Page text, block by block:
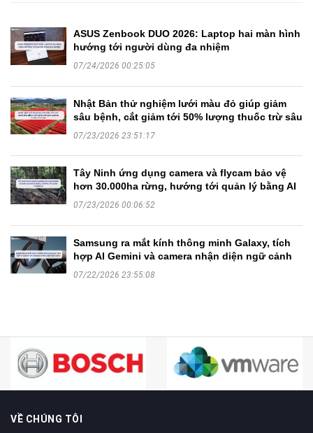
ASUS Zenbook DUO 2026: Laptop hai màn hình
hướng tới người dùng đa nhiệm
07/24/2026 00:25:05
Nhật Bản thử nghiệm lưới màu đỏ giúp giảm
sâu bệnh, cắt giảm tới 50% lượng thuốc trừ sâu
07/23/2026 23:51:17
Tây Ninh ứng dụng camera và flycam bảo vệ
hơn 30.000ha rừng, hướng tới quản lý bằng AI
07/23/2026 00:06:52
Samsung ra mắt kính thông minh Galaxy, tích
hợp AI Gemini và camera nhận diện ngữ cảnh
07/22/2026 23:55:08
VỀ CHÚNG TÔI